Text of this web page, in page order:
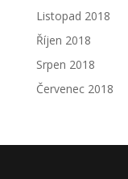
Listopad 2018
Říjen 2018
Srpen 2018
Červenec 2018